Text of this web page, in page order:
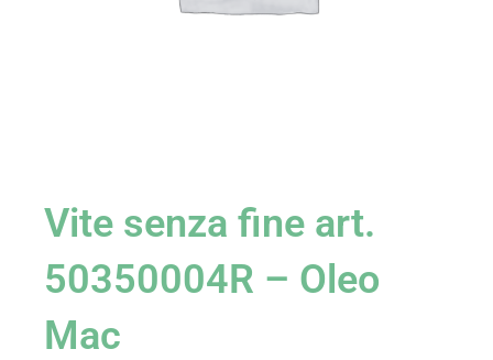
Vite senza fine art.
50350004R – Oleo
Mac